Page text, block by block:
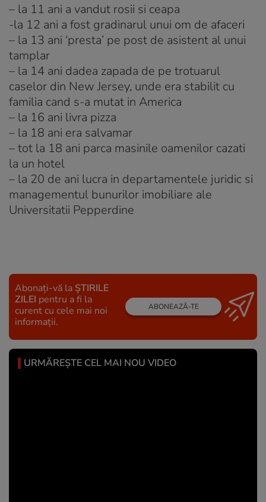
– la 11 ani a vandut rosii si ceapa
-la 12 ani a fost gradinarul unui om de afaceri
– la 13 ani ‘presta’ pe post de asistent al unui
tamplar
– la 14 ani dadea zapada de pe trotuarul
caselor din New Jersey, unde era stabilit cu
familia cand s-a mutat in America
– la 16 ani livra pizza
– la 18 ani era salvamar
– tot la 18 ani parca masinile oamenilor cazati
la un hotel
– la 20 de ani lucra in departamentele juridic si
managementul bunurilor imobiliare ale
Universitatii Pepperdine
Abonați-vă la ȘTIRILE
ZILEI pentru a fi la
curent cu cele mai noi
informații.
ABONEAZĂ-TE
URMĂREȘTE CEL MAI NOU VIDEO